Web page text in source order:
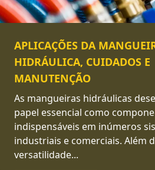
APLICAÇÕES DA
HIDRÁULICA, CUIDADOS E
MANUTENÇÃO
As mangueiras hidráulicas
papel essencial como
indispensáveis em inúmeros
industriais e comerciais. Além
versatilidade...